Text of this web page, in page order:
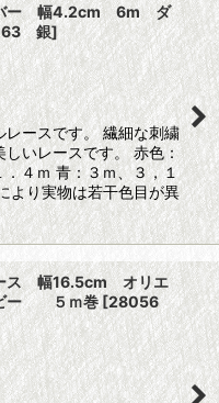
バー 幅4.2cm 6m ダ
銀]
ースです。 繊細な刺繍
しいレースです。 赤色：
４ｍ 青：３ｍ、３，１
より実物は若干色目が異
ス 幅16.5cm オリエ
ー ５ｍ巻[28056